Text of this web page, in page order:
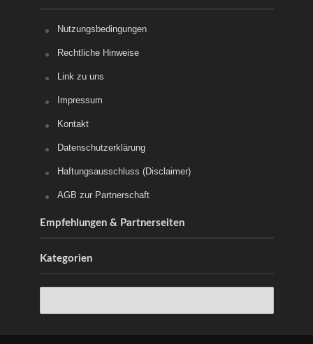
Nutzungsbedingungen
Rechtliche Hinweise
Link zu uns
Impressum
Kontakt
Datenschutzerklärung
Haftungsausschluss (Disclaimer)
AGB zur Partnerschaft
Empfehlungen & Partnerseiten
Kategorien